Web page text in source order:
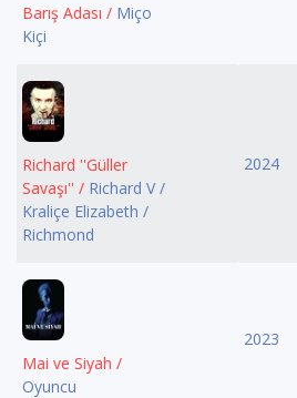
Barış Adası / Miço
Kiçi
Richard ''Güller
Savaşı'' / Richard V /
Kraliçe Elizabeth /
Richmond
2024
Mai ve Siyah /
Oyuncu
2023